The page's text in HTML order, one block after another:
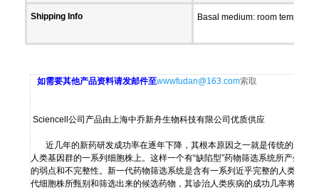
Shipping Info Basal medium: room
如需要其他产品资料请发邮件至wwwfudan@163.com索取
Sciencell公司产品由上海中乔新舟生物科技有限公司优质供应
近几年的新药研发成功率在逐年下降，其根本原因之一就是传统的药物
人类基因群的一系列细胞株上。这样一个有“缺陷型”药物筛选系统所产生的
的弱点和不完整性。新一代药物筛选系统是含有一系列近乎完整的人类基因
代细胞株所甄别和筛选出来的候选药物，其诊治人类疾病的成功几率将大大